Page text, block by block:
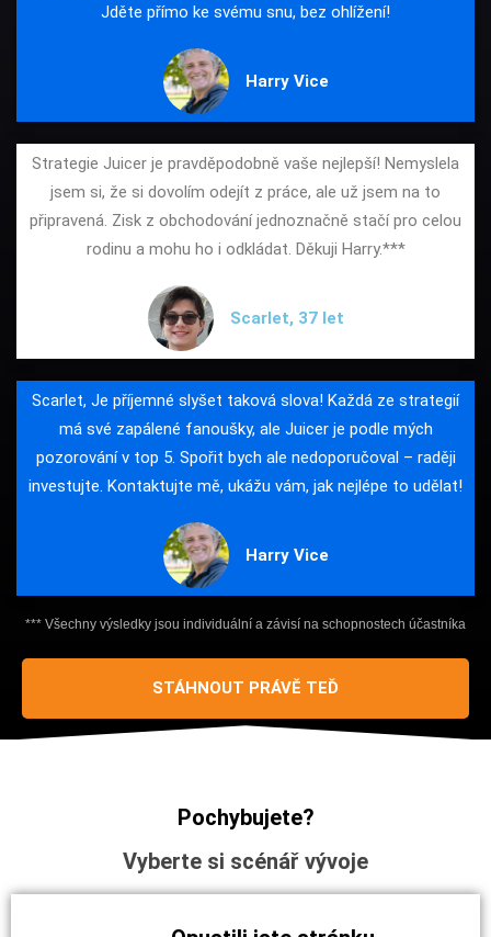
Jděte přímo ke svému snu, bez ohlížení!
Harry Vice
Strategie Juicer je pravděpodobně vaše nejlepší! Nemyslela
jsem si, že si dovolím odejít z práce, ale už jsem na to
připravená. Zisk z obchodování jednoznačně stačí pro celou
rodinu a mohu ho i odkládat. Děkuji Harry.***
Scarlet, 37 let
Scarlet, Je příjemné slyšet taková slova! Každá ze strategií
má své zapálené fanoušky, ale Juicer je podle mých
pozorování v top 5. Spořit bych ale nedoporučoval – raději
investujte. Kontaktujte mě, ukážu vám, jak nejlépe to udělat!
Harry Vice
*** Všechny výsledky jsou individuální a závisí na schopnostech účastníka
STÁHNOUT PRÁVĚ TEĎ
Pochybujete?
Vyberte si scénář vývoje